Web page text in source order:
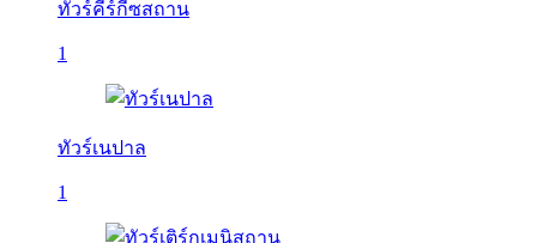
ทัวร์คีร์กีซสถาน
1
ทัวร์เนปาล
1